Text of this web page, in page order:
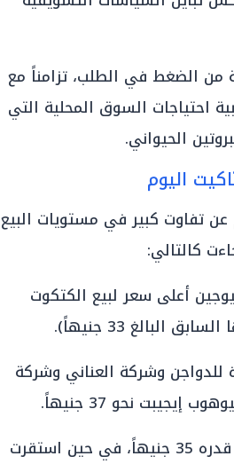
من الضغط في الطلب، تزامناً مع
احتياجات السوق المحلية التي
الحيواني.
اليوم
عن تفاوت كبير في مستويات البيع
كالتالي:
أعلى سعر لبيع الكتكوت
وشركة العناني وشركة
«الخيارات الاقتصادية»: سجلت شركة الوادي سعراً قدره 35 جنيهاً، في حين استقرت